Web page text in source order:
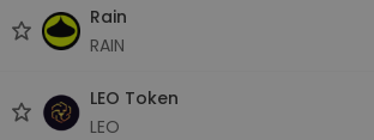
Rain
RAIN
LEO Token
LEO